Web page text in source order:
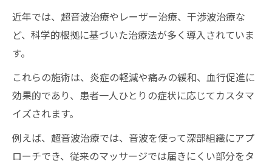
近年では、超音波治療やレーザー治療、干渉波治療な
ど、科学的根拠に基づいた治療法が多く導入されていま
す。
これらの施術は、炎症の軽減や痛みの緩和、血行促進に
効果的であり、患者一人ひとりの症状に応じてカスタマ
イズされます。
例えば、超音波治療では、音波を使って深部組織にアプ
ローチでき、従来のマッサージでは届きにくい部分をタ